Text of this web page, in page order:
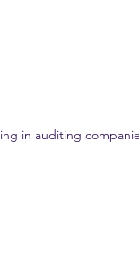
in auditing